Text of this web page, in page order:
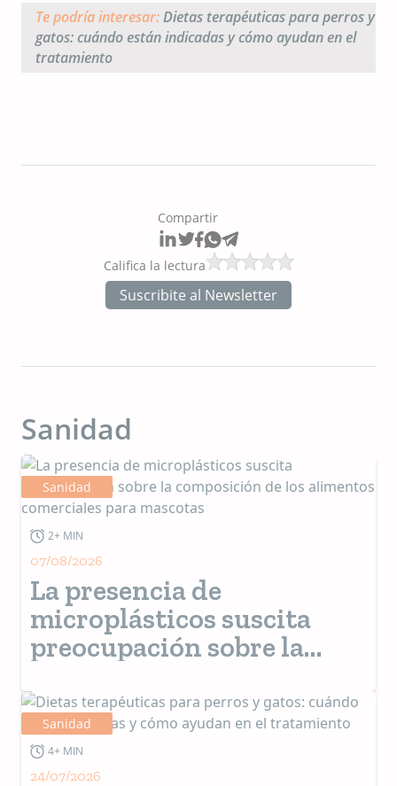
Te podría interesar:Dietas terapéuticas para perros y
gatos: cuándo están indicadas y cómo ayudan en el
tratamiento
Compartir
Califica la lectura
Suscribite al Newsletter
Sanidad
Sanidad
2+ MIN
07/08/2026
La presencia de
microplásticos suscita
preocupación sobre la
alimentos comerciales
para mascotas
Sanidad
4+ MIN
24/07/2026